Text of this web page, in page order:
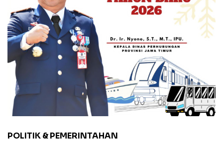
POLITIK & PEMERINTAHAN